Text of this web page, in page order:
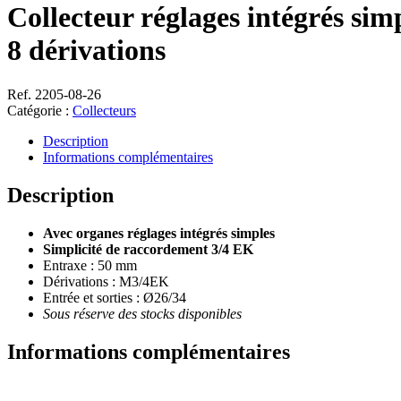
Collecteur réglages intégrés
8 dérivations
Ref. 2205-08-26
Catégorie : Collecteurs
Description
Informations complémentaires
Description
Avec organes réglages intégrés simples
Simplicité de raccordement 3/4 EK
Entraxe : 50 mm
Dérivations : M3/4EK
Entrée et sorties : Ø26/34
Sous réserve des stocks disponibles
Informations complémentaires